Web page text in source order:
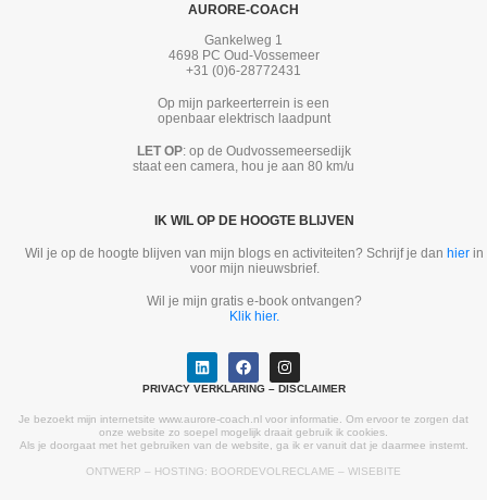
AURORE-COACH
Gankelweg 1
4698 PC Oud-Vossemeer
+31 (0)6-28772431
Op mijn parkeerterrein is een
openbaar elektrisch laadpunt
LET OP: op de Oudvossemeersedijk
staat een camera, hou je aan 80 km/u
IK WIL OP DE HOOGTE BLIJVEN
Wil je op de hoogte blijven van mijn blogs en activiteiten? Schrijf je dan hier in
voor mijn nieuwsbrief.
Wil je mijn gratis e-book ontvangen?
Klik hier.
PRIVACY VERKLARING – DISCLAIMER
Je bezoekt mijn internetsite www.aurore-coach.nl voor informatie. Om ervoor te zorgen dat
onze website zo soepel mogelijk draait gebruik ik cookies.
Als je doorgaat met het gebruiken van de website, ga ik er vanuit dat je daarmee instemt.
ONTWERP – HOSTING: BOORDEVOLRECLAME – WISEBITE